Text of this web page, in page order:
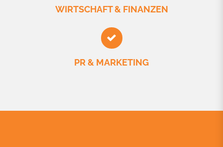
WIRTSCHAFT & FINANZEN
PR & MARKETING